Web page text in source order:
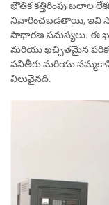
భౌతిక కత్తిరింపు బలాల
నివారించబడతాయి, ఇవి
సాధారణ సమస్యలు. ఈ
మరియు ఖచ్చితమైన
పనితీరు మరియు
విలువైనది.